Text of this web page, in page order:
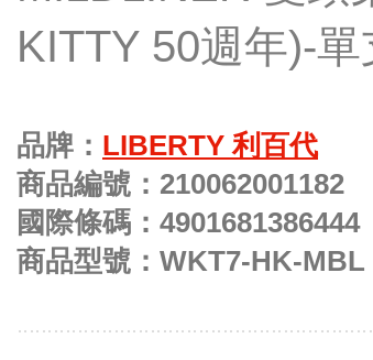
KITTY 50週年)-單
品牌： LIBERTY 利百代
商品編號： 210062001182
國際條碼： 4901681386444
商品型號： WKT7-HK-MBL